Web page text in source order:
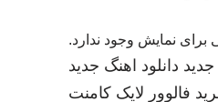
برای نمایش وجود ندارد.
جدید دانلود اهنگ جدید
فالوور لایک کامنت